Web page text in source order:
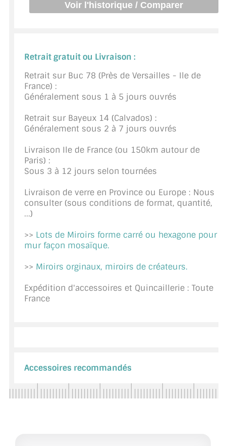
FIXATION GARDES CORPS
SYSTÈMES COULISSANTS
LE CATALOGUE ACCESSOIRES
(STROMBINOSCOPE)
EXEMPLES, RÉALISATIONS, INSPIRATIONS
NUANCIER RAL
COMMENT COUPER DU VERRE ?
CONSEILS / AIDE
A PROPOS DE LA LIVRAISON
COMPTE PRO
MON PANIER
PLAN DU SITE
Retrait gratuit ou Livraison :
Retrait sur Buc 78 (Près de Versailles - Ile de
France) :
Généralement sous 1 à 5 jours ouvrés
Retrait sur Bayeux 14 (Calvados) :
Généralement sous 2 à 7 jours ouvrés
Livraison Ile de France (ou 150km autour de
Paris) :
Sous 3 à 12 jours selon tournées
Livraison de verre en Province ou Europe : Nous
consulter (sous conditions de format, quantité,
...)
>> Lots de Miroirs forme carré ou hexagone pour
mur façon mosaïque.
>> Miroirs orginaux, miroirs de créateurs.
Expédition d'accessoires et Quincaillerie : Toute
France
Accessoires recommandés